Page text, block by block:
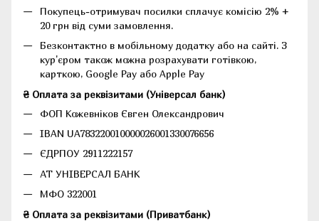
Покупець-отримувач посилки сплачує комісію 2% +
20 грн від суми замовлення.
Безконтактно в мобільному додатку або на сайті. З
кур'єром також можна розрахувати готівкою,
карткою, Google Pay або Apple Pay
₴ Оплата за реквізитами (Універсал банк)
ФОП Кожевніков Євген Олександрович
IBAN UA783220010000026001330076656
ЄДРПОУ 2911222157
АТ УНІВЕРСАЛ БАНК
МФО 322001
₴ Оплата за реквізитами (Приватбанк)